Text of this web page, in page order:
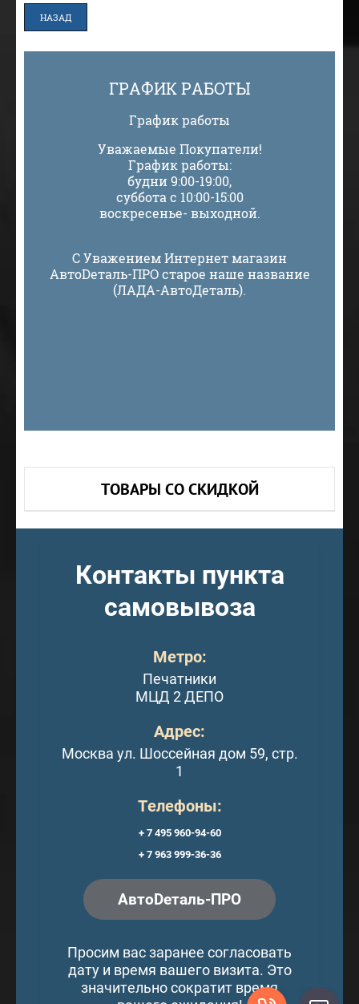
НАЗАД
ГРАФИК РАБОТЫ
График работы
Уважаемые Покупатели!
График работы:
будни 9:00-19:00,
суббота с 10:00-15:00
воскресенье- выходной.
С Уважением Интернет магазин
АвтоDеталь-ПРО старое наше название
(ЛАДА-АвтоДеталь).
ТОВАРЫ СО СКИДКОЙ
Контакты пункта
самовывоза
Метро:
Печатники
МЦД 2 ДЕПО
Адрес:
Москва ул. Шоссейная дом 59, стр.
1
Телефоны:
+ 7 495 960-94-60
+ 7 963 999-36-36
АвтоDеталь-ПРО
Просим вас заранее согласовать
дату и время вашего визита. Это
значительно сократит время